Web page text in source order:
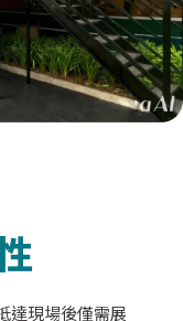
達現場後僅需展